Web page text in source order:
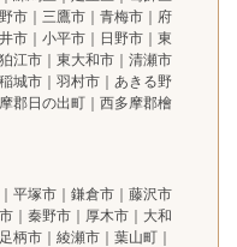
市｜三鷹市｜青梅市｜府
市｜小平市｜日野市｜東
江市｜東大和市｜清瀬市
城市｜羽村市｜あきる野
郡日の出町｜西多摩郡檜
平塚市｜鎌倉市｜藤沢市
｜秦野市｜厚木市｜大和
柄市｜綾瀬市｜葉山町｜